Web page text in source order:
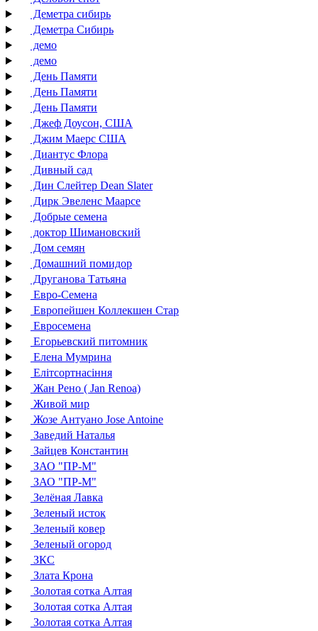
Деметра сибирь
Деметра Сибирь
демо
демо
День Памяти
День Памяти
День Памяти
Джеф Доусон, США
Джим Маерс США
Диантус Флора
Дивный сад
Дин Слейтер Dean Slater
Дирк Эвеленс Маарсе
Добрые семена
доктор Шимановский
Дом семян
Домашний помидор
Друганова Татьяна
Евро-Семена
Европейшен Коллекшен Стар
Евросемена
Егорьевский питомник
Елена Мумрина
Елітсортнасіння
Жан Рено ( Jan Renoa)
Живой мир
Жозе Антуано Jose Antoine
Заведий Наталья
Зайцев Константин
ЗАО "ПР-М"
ЗАО "ПР-М"
Зелёная Лавка
Зеленый исток
Зеленый ковер
Зеленый огород
ЗКС
Злата Крона
Золотая сотка Алтая
Золотая сотка Алтая
Золотая сотка Алтая